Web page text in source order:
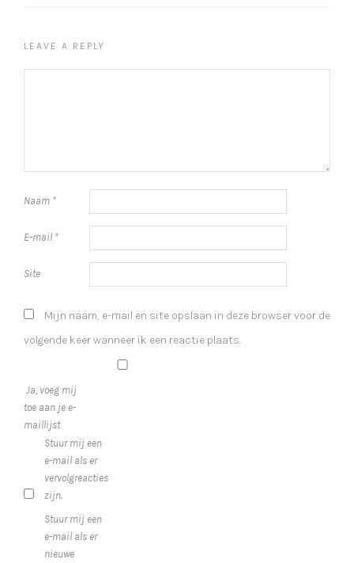
LEAVE A REPLY
Naam *
E-mail *
Site
Mijn naam, e-mail en site opslaan in deze browser voor de
volgende keer wanneer ik een reactie plaats.
Ja, voeg mij
toe aan je e-
maillijst
Stuur mij een
e-mail als er
vervolgreacties
zijn.
Stuur mij een
e-mail als er
nieuwe